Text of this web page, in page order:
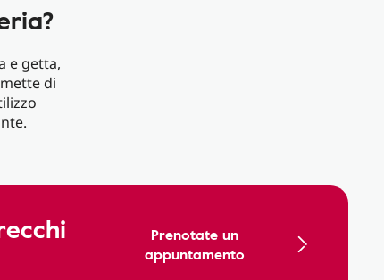
e getta,
di
Prenotate un
appuntamento